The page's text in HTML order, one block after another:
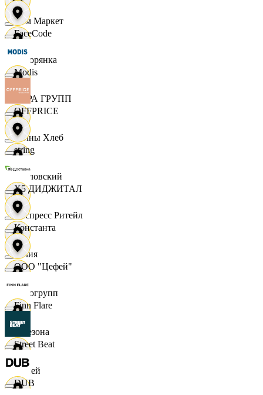
Хом Маркет
Хуторянка
ЦЕРА ГРУПП
Челны Хлеб
Чкаловский
Экспресс Ритейл
Юлия
Яркогрупп
4 Сезона
7 дней
FaceCode
Modis
OFFPRICE
string
X5 ДИДЖИТАЛ
Константа
ООО "Цефей"
Finn Flare
Street Beat
DUB